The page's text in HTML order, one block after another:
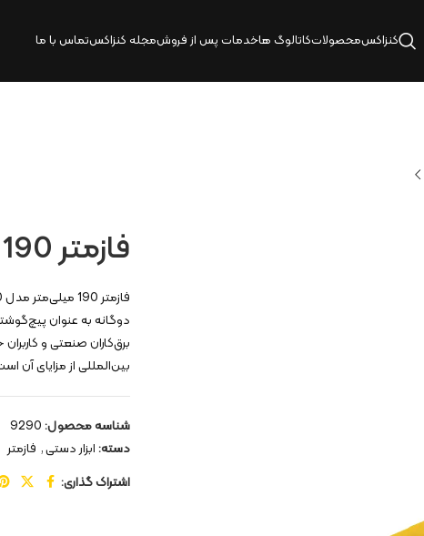
کنزاکسمحصولاتکاتالوگ‌ هاخدمات پس از فروشمجله کنزاکستماس با ما
فازمتر 190 میلی متر | 9290
دوگانه به عنوان
برق‌کاران صنعتی و
بین‌المللی از مزایای
شناسه محصول:9290
دسته:ابزار دستی, فازمتر
اشتراک گذاری: